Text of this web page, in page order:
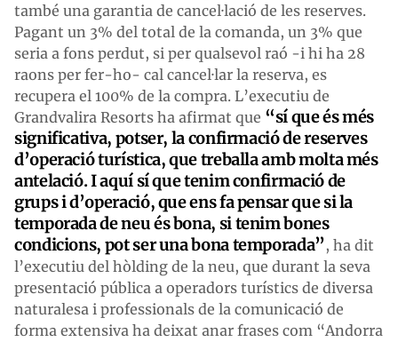
també una garantia de cancel·lació de les reserves.
Pagant un 3% del total de la comanda, un 3% que
seria a fons perdut, si per qualsevol raó -i hi ha 28
raons per fer-ho- cal cancel·lar la reserva, es
recupera el 100% de la compra. L’executiu de
Grandvalira Resorts ha afirmat que “sí que és més
significativa, potser, la confirmació de reserves
d’operació turística, que treballa amb molta més
antelació. I aquí sí que tenim confirmació de
grups i d’operació, que ens fa pensar que si la
temporada de neu és bona, si tenim bones
condicions, pot ser una bona temporada”, ha dit
l’executiu del hòlding de la neu, que durant la seva
presentació pública a operadors turístics de diversa
naturalesa i professionals de la comunicació de
forma extensiva ha deixat anar frases com “Andorra